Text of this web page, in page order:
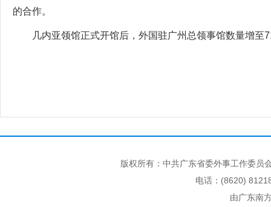
的合作。
几内亚领馆正式开馆后，外国驻广州总领事馆数量增至
版权所有：中共广东省委外事工作委
电话：(8620)
由广东南